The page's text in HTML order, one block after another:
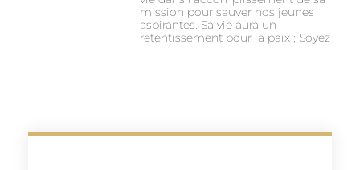
mission pour sauver nos jeunes
aspirantes. Sa vie aura un
retentissement pour la paix ; Soyez